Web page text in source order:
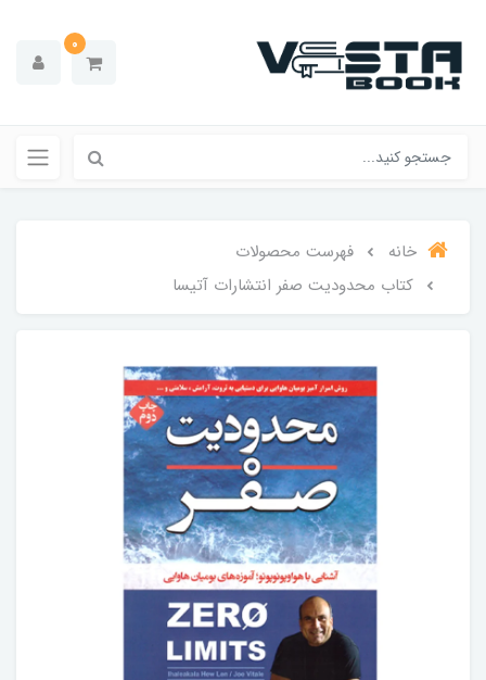
0
خانه
فهرست محصولات
کتاب محدودیت صفر انتشارات آتیسا